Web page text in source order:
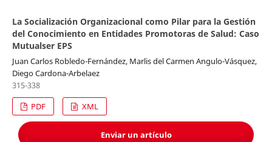
La Socialización Organizacional como Pilar para la Gestión
del Conocimiento en Entidades Promotoras de Salud: Caso
Mutualser EPS
Juan Carlos Robledo-Fernández, Marlis del Carmen Angulo-Vásquez,
Diego Cardona-Arbelaez
315-338
PDF
XML
Enviar un artículo